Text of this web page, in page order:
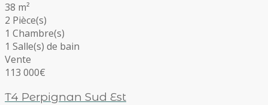
38 m²
2 Pièce(s)
1 Chambre(s)
1 Salle(s) de bain
Vente
113 000€
T4 Perpignan Sud Est